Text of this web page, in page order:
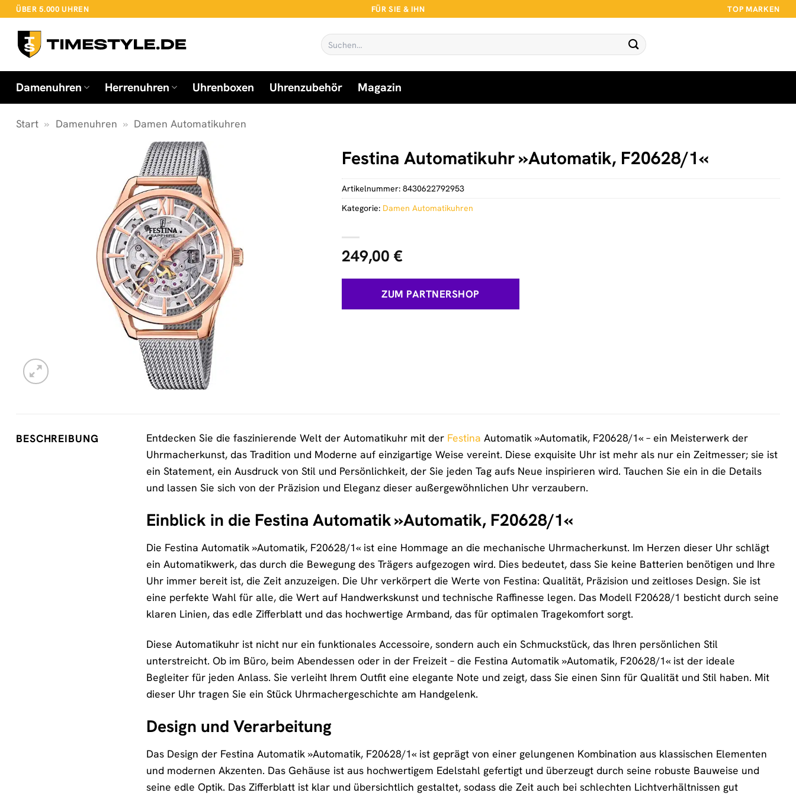
Zum
springen
ÜBER 5.000 UHREN FÜR SIE & IHN TOP MARKEN
Suchen
nach:
Damenuhren Herrenuhren Uhrenboxen Uhrenzubehör Magazin
Start » Damenuhren » Damen Automatikuhren
Festina Automatikuhr »Automatik, F20628/1«
249,00 €
ZUM PARTNERSHOP
Artikelnummer: 8430622792953
Kategorie: Damen Automatikuhren
BESCHREIBUNG Entdecken Sie die faszinierende Welt der Automatikuhr mit der Festina Automatik »Automatik, F20628/1« – ein Meisterwerk der
Uhrmacherkunst, das Tradition und Moderne auf einzigartige Weise vereint. Diese exquisite Uhr ist mehr als nur ein Zeitmesser; sie ist
ein Statement, ein Ausdruck von Stil und Persönlichkeit, der Sie jeden Tag aufs Neue inspirieren wird. Tauchen Sie ein in die Details
und lassen Sie sich von der Präzision und Eleganz dieser außergewöhnlichen Uhr verzaubern.
Einblick in die Festina Automatik »Automatik, F20628/1«
Die Festina Automatik »Automatik, F20628/1« ist eine Hommage an die mechanische Uhrmacherkunst. Im Herzen dieser Uhr schlägt
ein Automatikwerk, das durch die Bewegung des Trägers aufgezogen wird. Dies bedeutet, dass Sie keine Batterien benötigen und Ihre
Uhr immer bereit ist, die Zeit anzuzeigen. Die Uhr verkörpert die Werte von Festina: Qualität, Präzision und zeitloses Design. Sie ist
eine perfekte Wahl für alle, die Wert auf Handwerkskunst und technische Raffinesse legen. Das Modell F20628/1 besticht durch seine
klaren Linien, das edle Zifferblatt und das hochwertige Armband, das für optimalen Tragekomfort sorgt.
Diese Automatikuhr ist nicht nur ein funktionales Accessoire, sondern auch ein Schmuckstück, das Ihren persönlichen Stil
unterstreicht. Ob im Büro, beim Abendessen oder in der Freizeit – die Festina Automatik »Automatik, F20628/1« ist der ideale
Begleiter für jeden Anlass. Sie verleiht Ihrem Outfit eine elegante Note und zeigt, dass Sie einen Sinn für Qualität und Stil haben. Mit
dieser Uhr tragen Sie ein Stück Uhrmachergeschichte am Handgelenk.
Design und Verarbeitung
Das Design der Festina Automatik »Automatik, F20628/1« ist geprägt von einer gelungenen Kombination aus klassischen Elementen
und modernen Akzenten. Das Gehäuse ist aus hochwertigem Edelstahl gefertigt und überzeugt durch seine robuste Bauweise und
seine edle Optik. Das Zifferblatt ist klar und übersichtlich gestaltet, sodass die Zeit auch bei schlechten Lichtverhältnissen gut